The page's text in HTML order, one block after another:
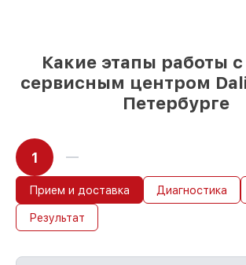
Какие этапы работы
сервисным центром
Петербурге
1
Прием и доставка Диагностика
Результат